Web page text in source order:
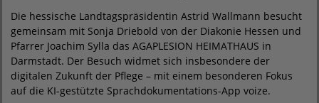
Die hessische Landtagspräsidentin Astrid Wallmann besucht
gemeinsam mit Sonja Driebold von der Diakonie Hessen und
Pfarrer Joachim Sylla das AGAPLESION HEIMATHAUS in
Darmstadt. Der Besuch widmet sich insbesondere der
digitalen Zukunft der Pflege – mit einem besonderen Fokus
auf die KI-gestützte Sprachdokumentations-App voize.